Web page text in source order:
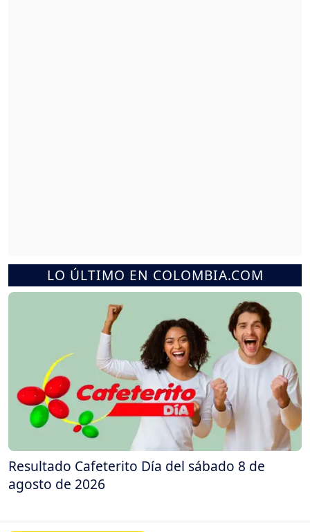
LO ÚLTIMO EN COLOMBIA.COM
Resultado Cafeterito Día del sábado 8 de
agosto de 2026